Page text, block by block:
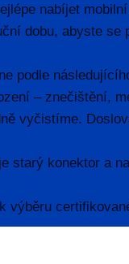
nabíjet
dobu, abyste se
podle
– znečištění,
vyčistíme.
starý konektor a
výběru